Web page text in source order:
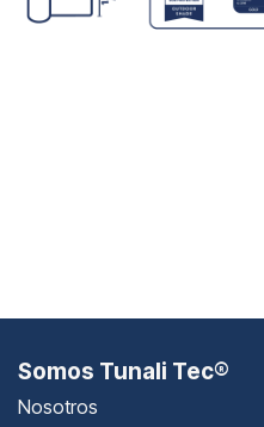
Somos Tunali Tec®
Nosotros